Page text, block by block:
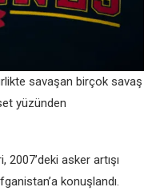
savaşan birçok savaş
yüzünden
asker artışı
konuşlandı.